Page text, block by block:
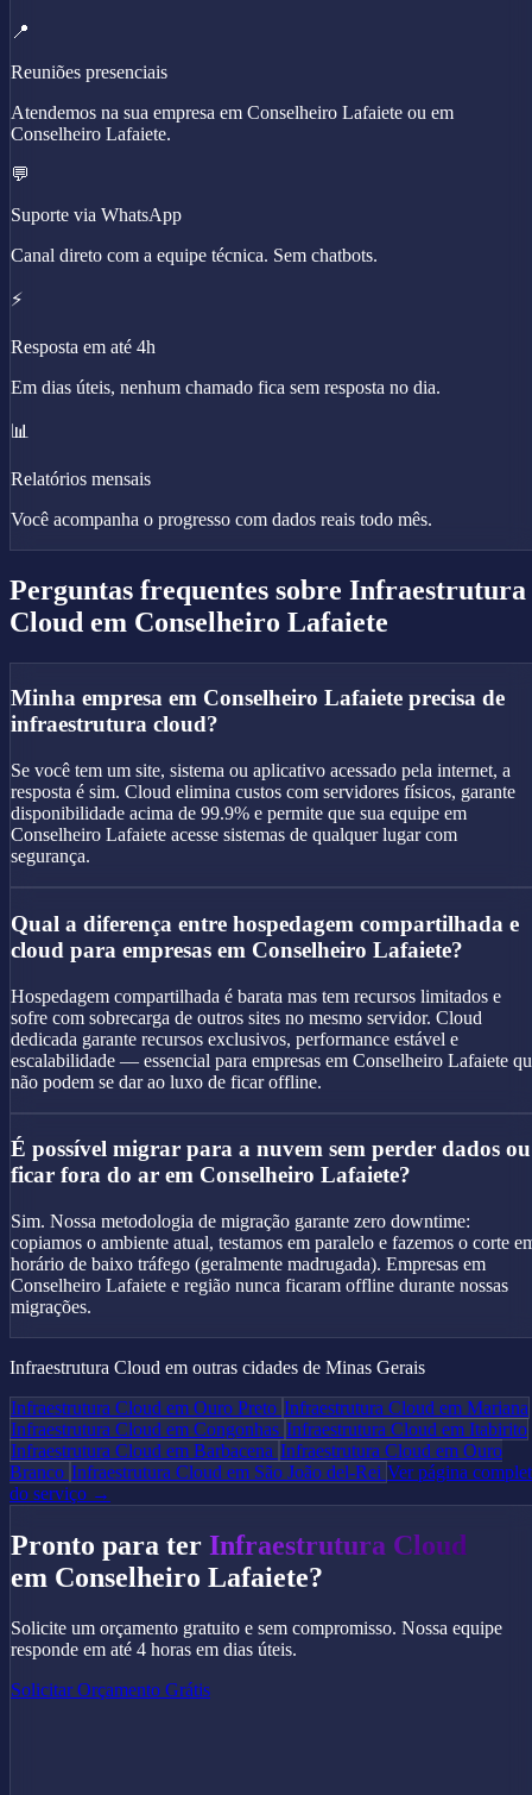
📍
Reuniões presenciais
Atendemos na sua empresa em Conselheiro Lafaiete ou em
Conselheiro Lafaiete.
💬
Suporte via WhatsApp
Canal direto com a equipe técnica. Sem chatbots.
⚡
Resposta em até 4h
Em dias úteis, nenhum chamado fica sem resposta no dia.
📊
Relatórios mensais
Você acompanha o progresso com dados reais todo mês.
Perguntas frequentes sobre Infraestrutura
Cloud em Conselheiro Lafaiete
Minha empresa em Conselheiro Lafaiete precisa de
infraestrutura cloud?
Se você tem um site, sistema ou aplicativo acessado pela internet, a
resposta é sim. Cloud elimina custos com servidores físicos, garante
disponibilidade acima de 99.9% e permite que sua equipe em
Conselheiro Lafaiete acesse sistemas de qualquer lugar com
segurança.
Qual a diferença entre hospedagem compartilhada e
cloud para empresas em Conselheiro Lafaiete?
Hospedagem compartilhada é barata mas tem recursos limitados e
sofre com sobrecarga de outros sites no mesmo servidor. Cloud
dedicada garante recursos exclusivos, performance estável e
escalabilidade — essencial para empresas em Conselheiro Lafaiete
não podem se dar ao luxo de ficar offline.
É possível migrar para a nuvem sem perder dados ou
ficar fora do ar em Conselheiro Lafaiete?
Sim. Nossa metodologia de migração garante zero downtime:
copiamos o ambiente atual, testamos em paralelo e fazemos o corte
horário de baixo tráfego (geralmente madrugada). Empresas em
Conselheiro Lafaiete e região nunca ficaram offline durante nossas
migrações.
Infraestrutura Cloud em outras cidades de Minas Gerais
Infraestrutura Cloud em Ouro Preto Infraestrutura Cloud em Mariana
Infraestrutura Cloud em Congonhas Infraestrutura Cloud em Itabirito
Infraestrutura Cloud em Barbacena Infraestrutura Cloud em Ouro
Branco Infraestrutura Cloud em São João del-Rei Ver página
do serviço →
Pronto para ter Infraestrutura Cloud
em Conselheiro Lafaiete?
Solicite um orçamento gratuito e sem compromisso. Nossa equipe
responde em até 4 horas em dias úteis.
Solicitar Orçamento Grátis